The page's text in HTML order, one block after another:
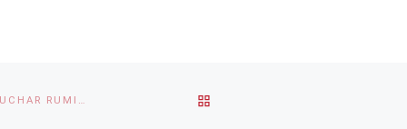
II OGÓLNOPOLSKIE ZAWODY ROLKARSTWA FIGUROWEGO O PUCHAR RUMI 2019